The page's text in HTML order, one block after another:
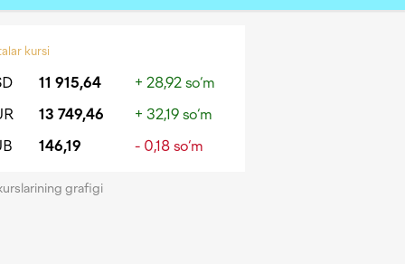
kursi
11 915,64
+ 28,92 so‘m
13 749,46
+ 32,19 so‘m
146,19 - 0,18 so‘m
grafigi